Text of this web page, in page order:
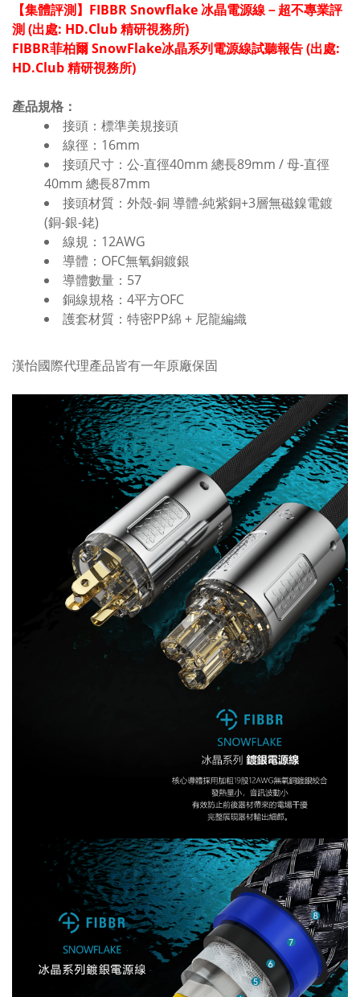
【集體評測】FIBBR Snowflake 冰晶電源線－超不專業評
測 (出處: HD.Club 精研視務所)
FIBBR菲柏爾 SnowFlake冰晶系列電源線試聽報告 (出處:
HD.Club 精研視務所)
產品規格：
接頭：標準美規接頭
線徑：16mm
接頭尺寸：公-直徑40mm 總長89mm / 母-直徑
40mm 總長87mm
接頭材質：外殼-銅 導體-純紫銅+3層無磁鎳電鍍
(銅-銀-銠)
線規：12AWG
導體：OFC無氧銅鍍銀
導體數量：57
銅線規格：4平方OFC
護套材質：特密PP綿 + 尼龍編織
漢怡國際代理產品皆有一年原廠保固